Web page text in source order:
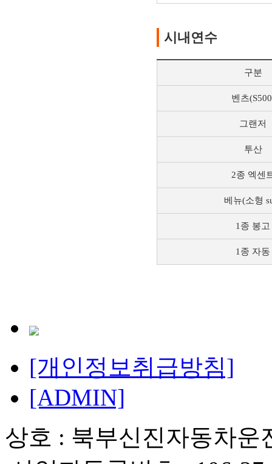
시내연수
구분
벤츠
그랜저
투산
2종 엑센
베뉴(소형
1종 봉고
1종 자동
[개인정보취급방침]
[ADMIN]
상호 : 북부신진자동차